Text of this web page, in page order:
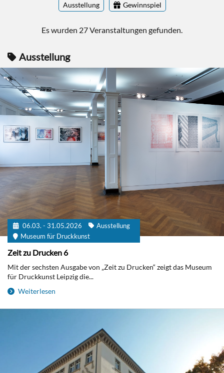
Ausstellung Gewinnspiel
Es wurden 27 Veranstaltungen gefunden.
Ausstellung
06.03. - 31.05.2026
Ausstellung
Museum für Druckkunst
Zeit zu Drucken 6
Mit der sechsten Ausgabe von „Zeit zu Drucken“ zeigt das Museum
für Druckkunst Leipzig die...
Weiterlesen